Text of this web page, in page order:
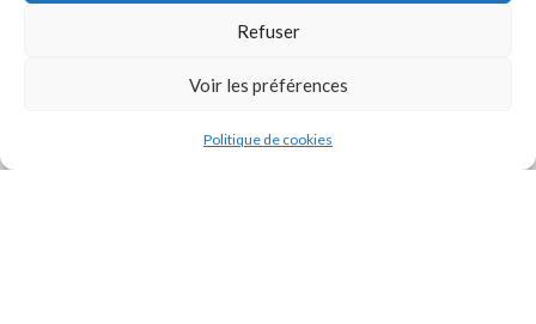
Refuser
Voir les préférences
Politique de cookies
Politique de confidentialité